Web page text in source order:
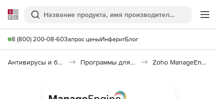
Softline
Поиск
8 (800) 200-08-60Запрос ценыИнферитБлог
Антивирусы и безопасность Программы для защиты информации Zoho ManageEngine Endpoint Central